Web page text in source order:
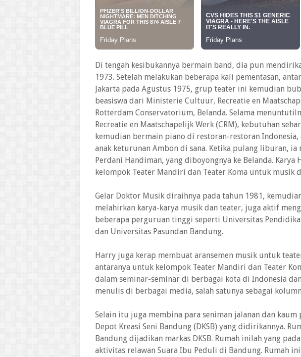
Di tengah kesibukannya bermain band, dia pun
1973. Setelah melakukan beberapa kali pementasan,
Jakarta pada Agustus 1975, grup teater ini kemudian
beasiswa dari Ministerie Cultuur, Recreatie en
Rotterdam Conservatorium, Belanda. Selama
Recreatie en Maatschapelijk Werk (CRM), kebutuhan
kemudian bermain piano di restoran-restoran Indonesia,
anak keturunan Ambon di sana. Ketika pulang liburan, ia
Perdani Handiman, yang diboyongnya ke Belanda. Karya
kelompok Teater Mandiri dan Teater Koma untuk musik
Gelar Doktor Musik diraihnya pada tahun 1981,
melahirkan karya-karya musik dan teater, juga aktif
beberapa perguruan tinggi seperti Universitas
dan Universitas Pasundan Bandung.
Harry juga kerap membuat aransemen musik untuk
antaranya untuk kelompok Teater Mandiri dan Teater
dalam seminar-seminar di berbagai kota di Indonesia
menulis di berbagai media, salah satunya sebagai
Selain itu juga membina para seniman jalanan dan
Depot Kreasi Seni Bandung (DKSB) yang didirikannya.
Bandung dijadikan markas DKSB. Rumah inilah yang
aktivitas relawan Suara Ibu Peduli di Bandung. Rumah